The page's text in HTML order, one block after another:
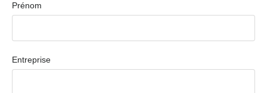
Prénom
Entreprise